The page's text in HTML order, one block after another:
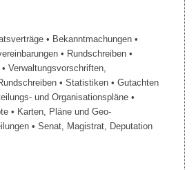
• Bekanntmachungen •
• Rundschreiben •
• Verwaltungsvorschriften,
• Statistiken • Gutachten
und Organisationspläne •
• Karten, Pläne und Geo-
• Senat, Magistrat, Deputation